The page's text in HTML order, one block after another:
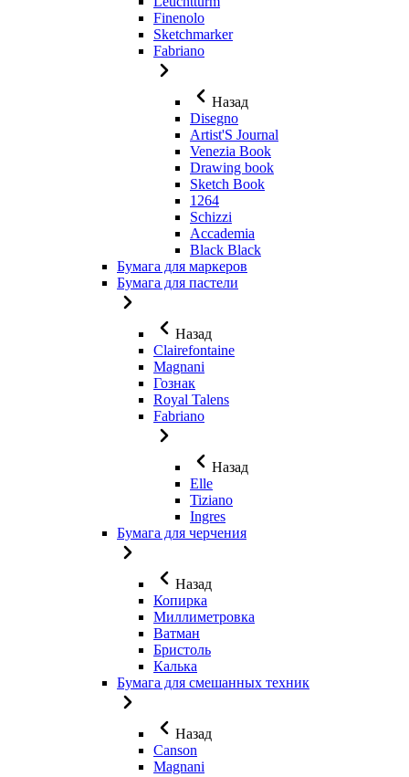
Finenolo
Sketchmarker
Fabriano
Назад
Disegno
Artist'S Journal
Venezia Book
Drawing book
Sketch Book
1264
Schizzi
Accademia
Black Black
Бумага для маркеров
Бумага для пастели
Назад
Clairefontaine
Magnani
Гознак
Royal Talens
Fabriano
Назад
Elle
Tiziano
Ingres
Бумага для черчения
Назад
Копирка
Миллиметровка
Ватман
Бристоль
Калька
Бумага для смешанных техник
Назад
Canson
Magnani